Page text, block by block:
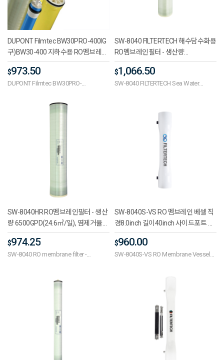
DUPONT Filmtec BW30PRO-400IG
구)BW30-400 지하수용 RO멤브레인
필터 - 생산량 11000GPD(40톤/일),
TDS 2000ppm, 600psig(41bar),
75gpm(17㎥/hr), 밀도지수SDI 5,
$973.50
DUPONT Filmtec BW30PRO-
Membrane filter 11000GPD(40ton/day)
TDS2000ppm 600psig(41bar)
SW-8040 FILTERTECH 해수담수화용
RO멤브레인필터 - 생산량
9000GPD(34.1톤/일), 압력
1200psig(83bar), TDS 32000ppm
$1,066.50
SW-8040 FILTERTECH Sea Water
Pressure 1200psig(83bar), TDS
SW-8040HR RO멤브레인필터 - 생산
량 6500GPD(24.6㎥/일), 염제거율
99.80%, 작동압력800psi(5.5MPa),
PH7.5~8.0, 해수담수화용
$974.25
SW-8040 RO membrane filter -
800psi(5.5MPa), PH7.5 to 8.0, seawater
SW-8040S-VS RO 멤브레인 베셀 직
경8.0inch 길이40inch 사이드포트 압
력1000psi
$960.00
SW-8040S-VS RO Membrane Vessel